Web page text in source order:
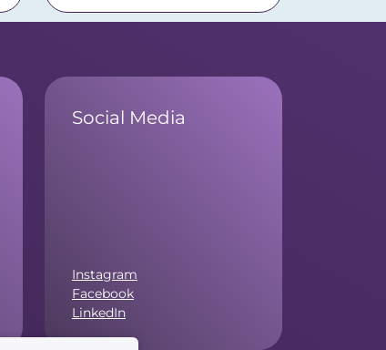
Social Media
Instagram
Facebook
LinkedIn